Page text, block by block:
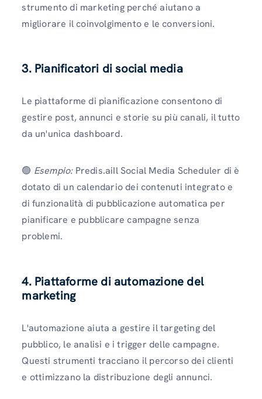
strumento di marketing perché aiutano a
migliorare il coinvolgimento e le conversioni.
3. Pianificatori di social media
Le piattaforme di pianificazione consentono di
gestire post, annunci e storie su più canali, il tutto
da un'unica dashboard.
🟢 Esempio:Predis.aiIl Social Media Scheduler di è
dotato di un calendario dei contenuti integrato e
di funzionalità di pubblicazione automatica per
pianificare e pubblicare campagne senza
problemi.
4. Piattaforme di automazione del
marketing
L'automazione aiuta a gestire il targeting del
pubblico, le analisi e i trigger delle campagne.
Questi strumenti tracciano il percorso dei clienti
e ottimizzano la distribuzione degli annunci.